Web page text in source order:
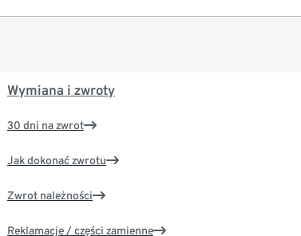
Wymiana i zwroty
30 dni na zwrot
Jak dokonać zwrotu
Zwrot należności
Reklamacje / części zamienne